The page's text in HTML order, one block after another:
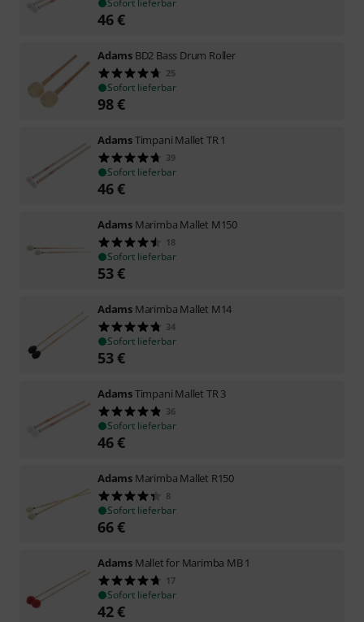
46€
Adams BD2 Bass Drum Roller
25
Sofort lieferbar
98€
AdamsTimpani Mallet TR 1
39
Sofort lieferbar
46€
Adams Marimba Mallet M150
18
Sofort lieferbar
53€
Adams Marimba Mallet M14
34
Sofort lieferbar
53€
AdamsTimpani Mallet TR 3
36
Sofort lieferbar
46€
Adams Marimba Mallet R150
8
Sofort lieferbar
66€
Adams Mallet for Marimba MB 1
17
Sofort lieferbar
42€